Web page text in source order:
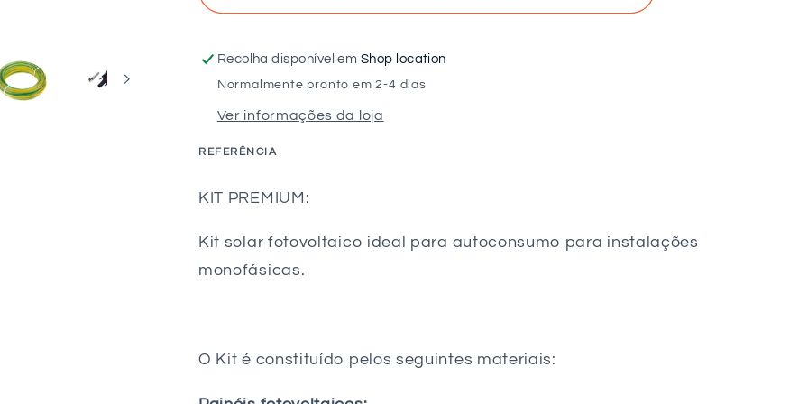
Kit
acumulação
de
–
Autoconsumo
4950W
Monofásico
Goodwe
Kit
acumulação
14,4kW
–
Monofásico
Goodwe
Recolha disponível em Shop location
Normalmente pronto em 2-4 dias
Ver informações da loja
REFERÊNCIA
KIT PREMIUM:
Kit solar fotovoltaico ideal para autoconsumo para instalações
monofásicas.
O Kit é constituído pelos seguintes materiais: